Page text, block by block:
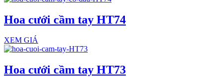
Hoa cưới cầm tay HT74
XEM GIÁ
Hoa cưới cầm tay HT73